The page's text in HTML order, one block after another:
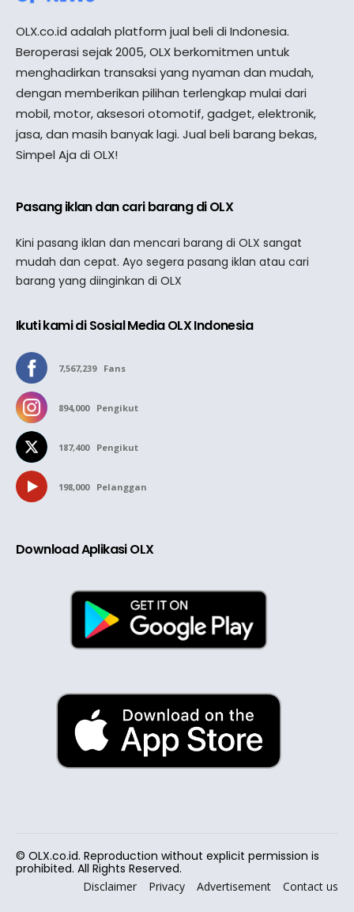
OLX.co.id adalah platform jual beli di Indonesia.
Beroperasi sejak 2005, OLX berkomitmen untuk
menghadirkan transaksi yang nyaman dan mudah,
dengan memberikan pilihan terlengkap mulai dari
mobil, motor, aksesori otomotif, gadget, elektronik,
jasa, dan masih banyak lagi. Jual beli barang bekas,
Simpel Aja di OLX!
Pasang iklan dan cari barang di OLX
Kini pasang iklan dan mencari barang di OLX sangat
mudah dan cepat. Ayo segera pasang iklan atau cari
barang yang diinginkan di OLX
Ikuti kami di Sosial Media OLX Indonesia
7,567,239 Fans
894,000 Pengikut
187,400 Pengikut
198,000 Pelanggan
Download Aplikasi OLX
© OLX.co.id. Reproduction without explicit permission is
prohibited. All Rights Reserved.
Disclaimer Privacy Advertisement Contact us